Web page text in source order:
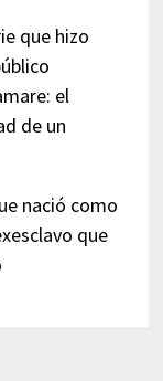
que hizo
el
de un
nació como
que